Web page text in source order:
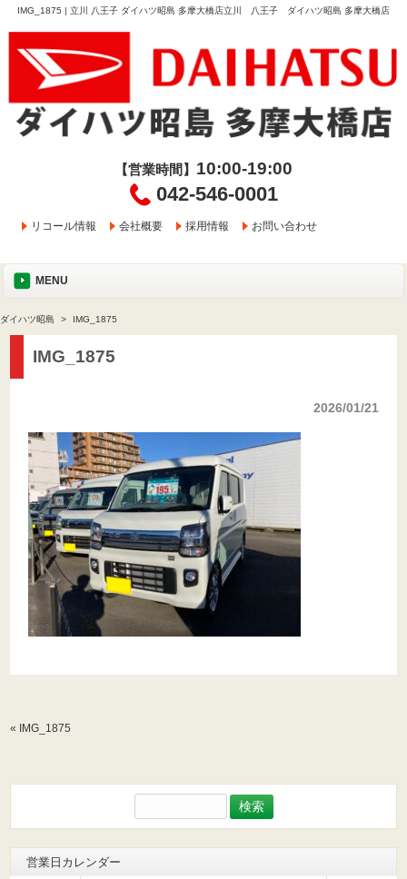
IMG_1875 | 立川 八王子 ダイハツ昭島 多摩大橋店立川 八王子 ダイハツ昭島 多摩大橋店
【営業時間】 10:00-19:00
042-546-0001
リコール情報 会社概要 採用情報 お問い合わせ
MENU
ダイハツ昭島 IMG_1875
IMG_1875
2026/01/21
« IMG_1875
索:
営業日カレンダー